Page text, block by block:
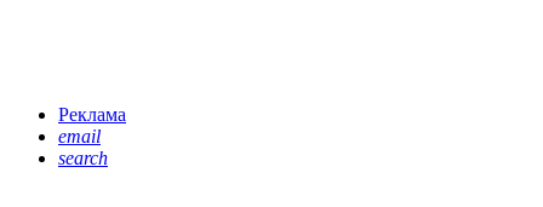
Реклама
email
search